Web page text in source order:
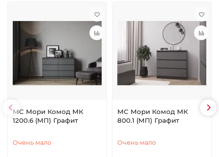
МС Мори Комод МК
1200.6 (МП) Графит
Очень мало
МС Мори Комод МК
800.1 (МП) Графит
Очень мало